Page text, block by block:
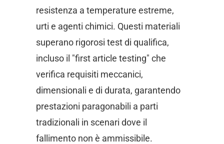
resistenza a temperature estreme,
urti e agenti chimici. Questi materiali
superano rigorosi test di qualifica,
incluso il "first article testing" che
verifica requisiti meccanici,
dimensionali e di durata, garantendo
prestazioni paragonabili a parti
tradizionali in scenari dove il
fallimento non è ammissibile.